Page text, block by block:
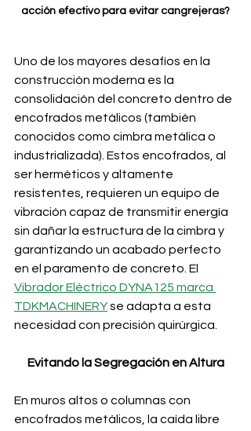
acción efectivo para evitar cangrejeras?
Uno de los mayores desafíos en la
construcción moderna es la
consolidación del concreto dentro de
encofrados metálicos (también
conocidos como cimbra metálica o
industrializada). Estos encofrados, al
ser herméticos y altamente
resistentes, requieren un equipo de
vibración capaz de transmitir energía
sin dañar la estructura de la cimbra y
garantizando un acabado perfecto
en el paramento de concreto. El
Vibrador Eléctrico DYNA125 marca
TDKMACHINERY se adapta a esta
necesidad con precisión quirúrgica.
Evitando la Segregación en Altura
En muros altos o columnas con
encofrados metálicos, la caída libre